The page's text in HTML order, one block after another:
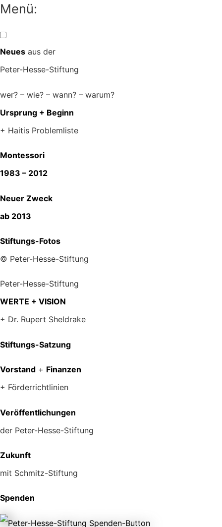
Zum
Menü:
Neues aus der
Peter-Hesse-Stiftung
wer? – wie? – wann? – warum?
Ursprung + Beginn
+ Haitis Problemliste
Montessori
1983 – 2012
Neuer Zweck
ab 2013
Stiftungs-Fotos
© Peter-Hesse-Stiftung
Peter-Hesse-Stiftung
WERTE + VISION
+ Dr. Rupert Sheldrake
Stiftungs-Satzung
Vorstand + Finanzen
+ Förderrichtlinien
Veröffentlichungen
der Peter-Hesse-Stiftung
Zukunft
mit Schmitz-Stiftung
Spenden